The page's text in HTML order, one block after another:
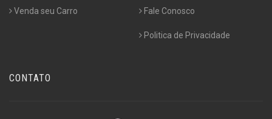
Venda seu Carro Fale Conosco
Politica de Privacidade
CONTATO